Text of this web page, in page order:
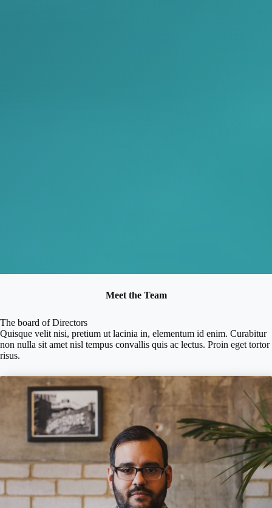
Meet the Team
The board of Directors
Quisque velit nisi, pretium ut lacinia in, elementum id enim. Curabitur
non nulla sit amet nisl tempus convallis quis ac lectus. Proin eget tortor
risus.